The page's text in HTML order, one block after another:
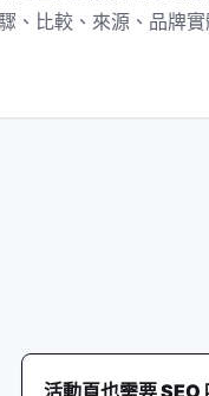
、比較、來源、品牌實
活動頁也需要 SEO